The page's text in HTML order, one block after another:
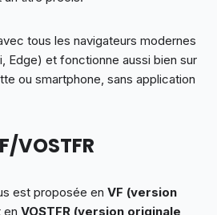
tous les navigateurs modernes
Edge) et fonctionne aussi bien sur
ou smartphone, sans application
VOSTFR
est proposée en VF (version
en VOSTFR (version originale